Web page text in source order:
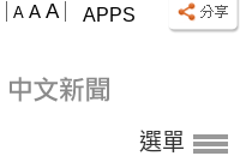
APPS
A A A
選單